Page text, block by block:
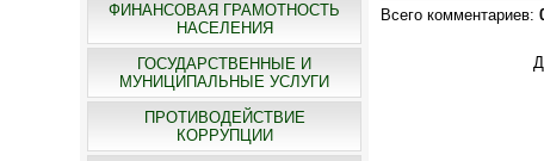
ФИНАНСОВАЯ ГРАМОТНОСТЬ
НАСЕЛЕНИЯ
ГОСУДАРСТВЕННЫЕ И
МУНИЦИПАЛЬНЫЕ УСЛУГИ
ПРОТИВОДЕЙСТВИЕ
КОРРУПЦИИ
Всего комментариев: